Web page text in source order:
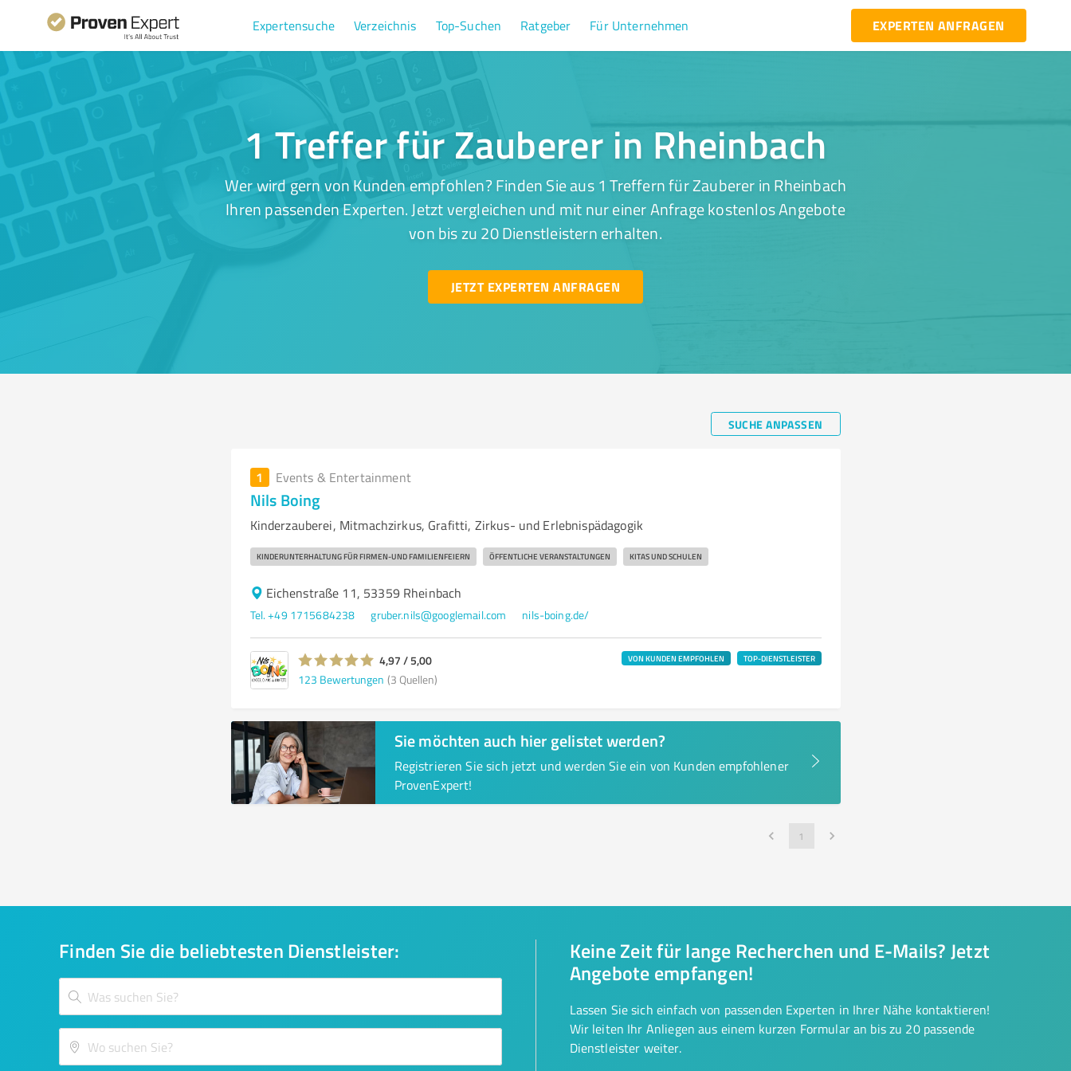
Expertensuche Verzeichnis Top-Suchen Ratgeber Für Unternehmen EXPERTEN ANFRAGEN
1 Treffer für Zauberer in Rheinbach
Wer wird gern von Kunden empfohlen? Finden Sie aus 1 Treffern für Zauberer in Rheinbach
Ihren passenden Experten. Jetzt vergleichen und mit nur einer Anfrage kostenlos Angebote
von bis zu 20 Dienstleistern erhalten.
JETZT EXPERTEN ANFRAGEN
SUCHE ANPASSEN
1 Events & Entertainment
Nils Boing
Kinderzauberei, Mitmachzirkus, Grafitti, Zirkus- und Erlebnispädagogik
KINDERUNTERHALTUNG FÜR FIRMEN-UND FAMILIENFEIERN ÖFFENTLICHE VERANSTALTUNGEN KITAS UND SCHULEN
Eichenstraße 11, 53359 Rheinbach
Tel. +49 1715684238 gruber.nils@googlemail.com nils-boing.de/
4,97 / 5,00
123 Bewertungen (3 Quellen)
VON KUNDEN EMPFOHLEN TOP-DIENSTLEISTER
Sie möchten auch hier gelistet werden?
Registrieren Sie sich jetzt und werden Sie ein von Kunden empfohlener
ProvenExpert!
1
Finden Sie die beliebtesten Dienstleister:
Keine Zeit für lange Recherchen und E-Mails? Jetzt
Angebote empfangen!
Lassen Sie sich einfach von passenden Experten in Ihrer Nähe kontaktieren!
Wir leiten Ihr Anliegen aus einem kurzen Formular an bis zu 20 passende
Dienstleister weiter.